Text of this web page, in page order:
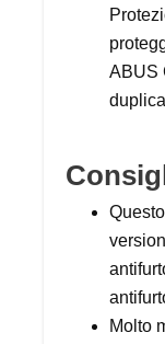
ABUS
Molto